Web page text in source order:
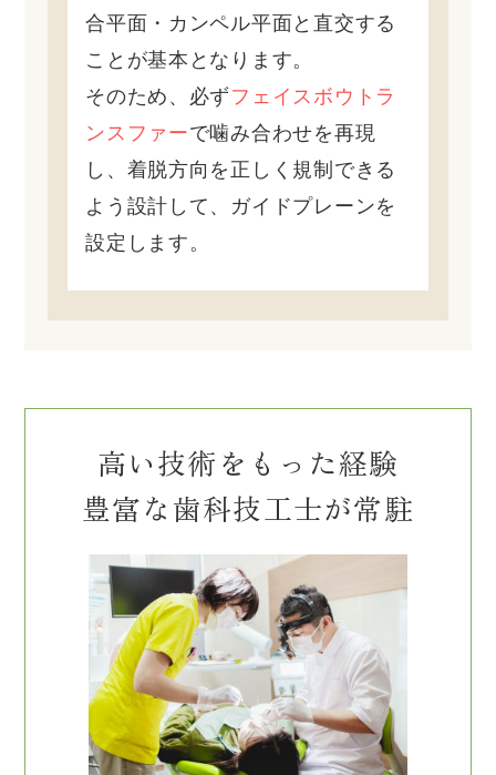
合平面・カンペル平面と直交する
ことが基本となります。
そのため、必ずフェイスボウトラ
ンスファーで噛み合わせを再現
し、着脱方向を正しく規制できる
よう設計して、ガイドプレーンを
設定します。
高い技術をもった経験
豊富な歯科技工士が常駐